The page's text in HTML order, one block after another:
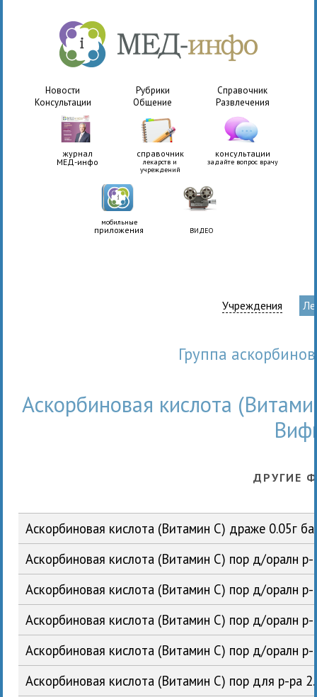
Новости Рубрики
Справочник
Консультации
Общение Развлечения
журнал
МЕД-инфо
справочник
лекарств и
учреждений
консультации
задайте вопрос врачу
мобильные
приложения ВИДЕО
Учреждения
Группа
Аскорбиновая кислота
ДРУГИЕ
Аскорбиновая кислота (Витамин С) драже 0.05г
Аскорбиновая кислота (Витамин С) пор д/оралн
Аскорбиновая кислота (Витамин С) пор д/оралн
Аскорбиновая кислота (Витамин С) пор д/оралн
Аскорбиновая кислота (Витамин С) пор д/оралн
Аскорбиновая кислота (Витамин С) пор для р-